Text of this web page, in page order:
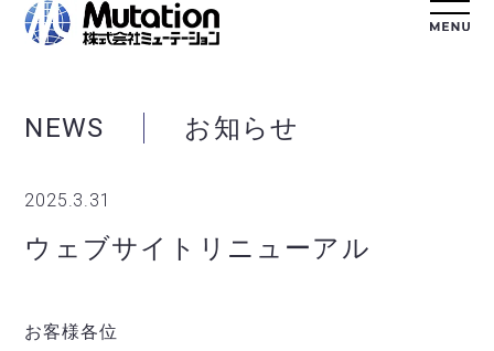
NEWS お知らせ
2025.3.31
ウェブサイトリニューアル
お客様各位